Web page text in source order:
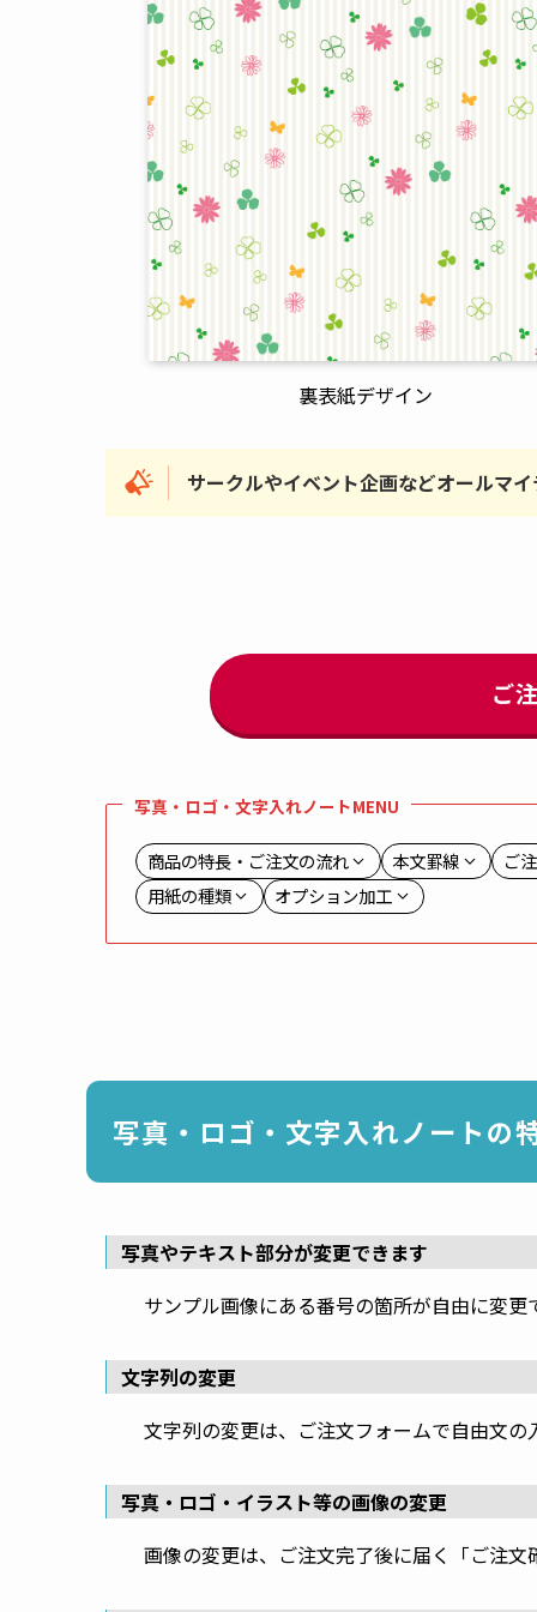
裏表紙デザイン
サークルやイベント企画などオールマ
ご
写真・ロゴ・文字入れノートMENU
商品の特長・ご注文の流れ 本文罫線
ご
用紙の種類
オプション加工
写真・ロゴ・文字入れノートの
写真やテキスト部分が変更できます
サンプル画像にある番号の箇所が自由に変更
文字列の変更
文字列の変更は、ご注文フォームで自由文の
写真・ロゴ・イラスト等の画像の変更
画像の変更は、ご注文完了後に届く「ご注